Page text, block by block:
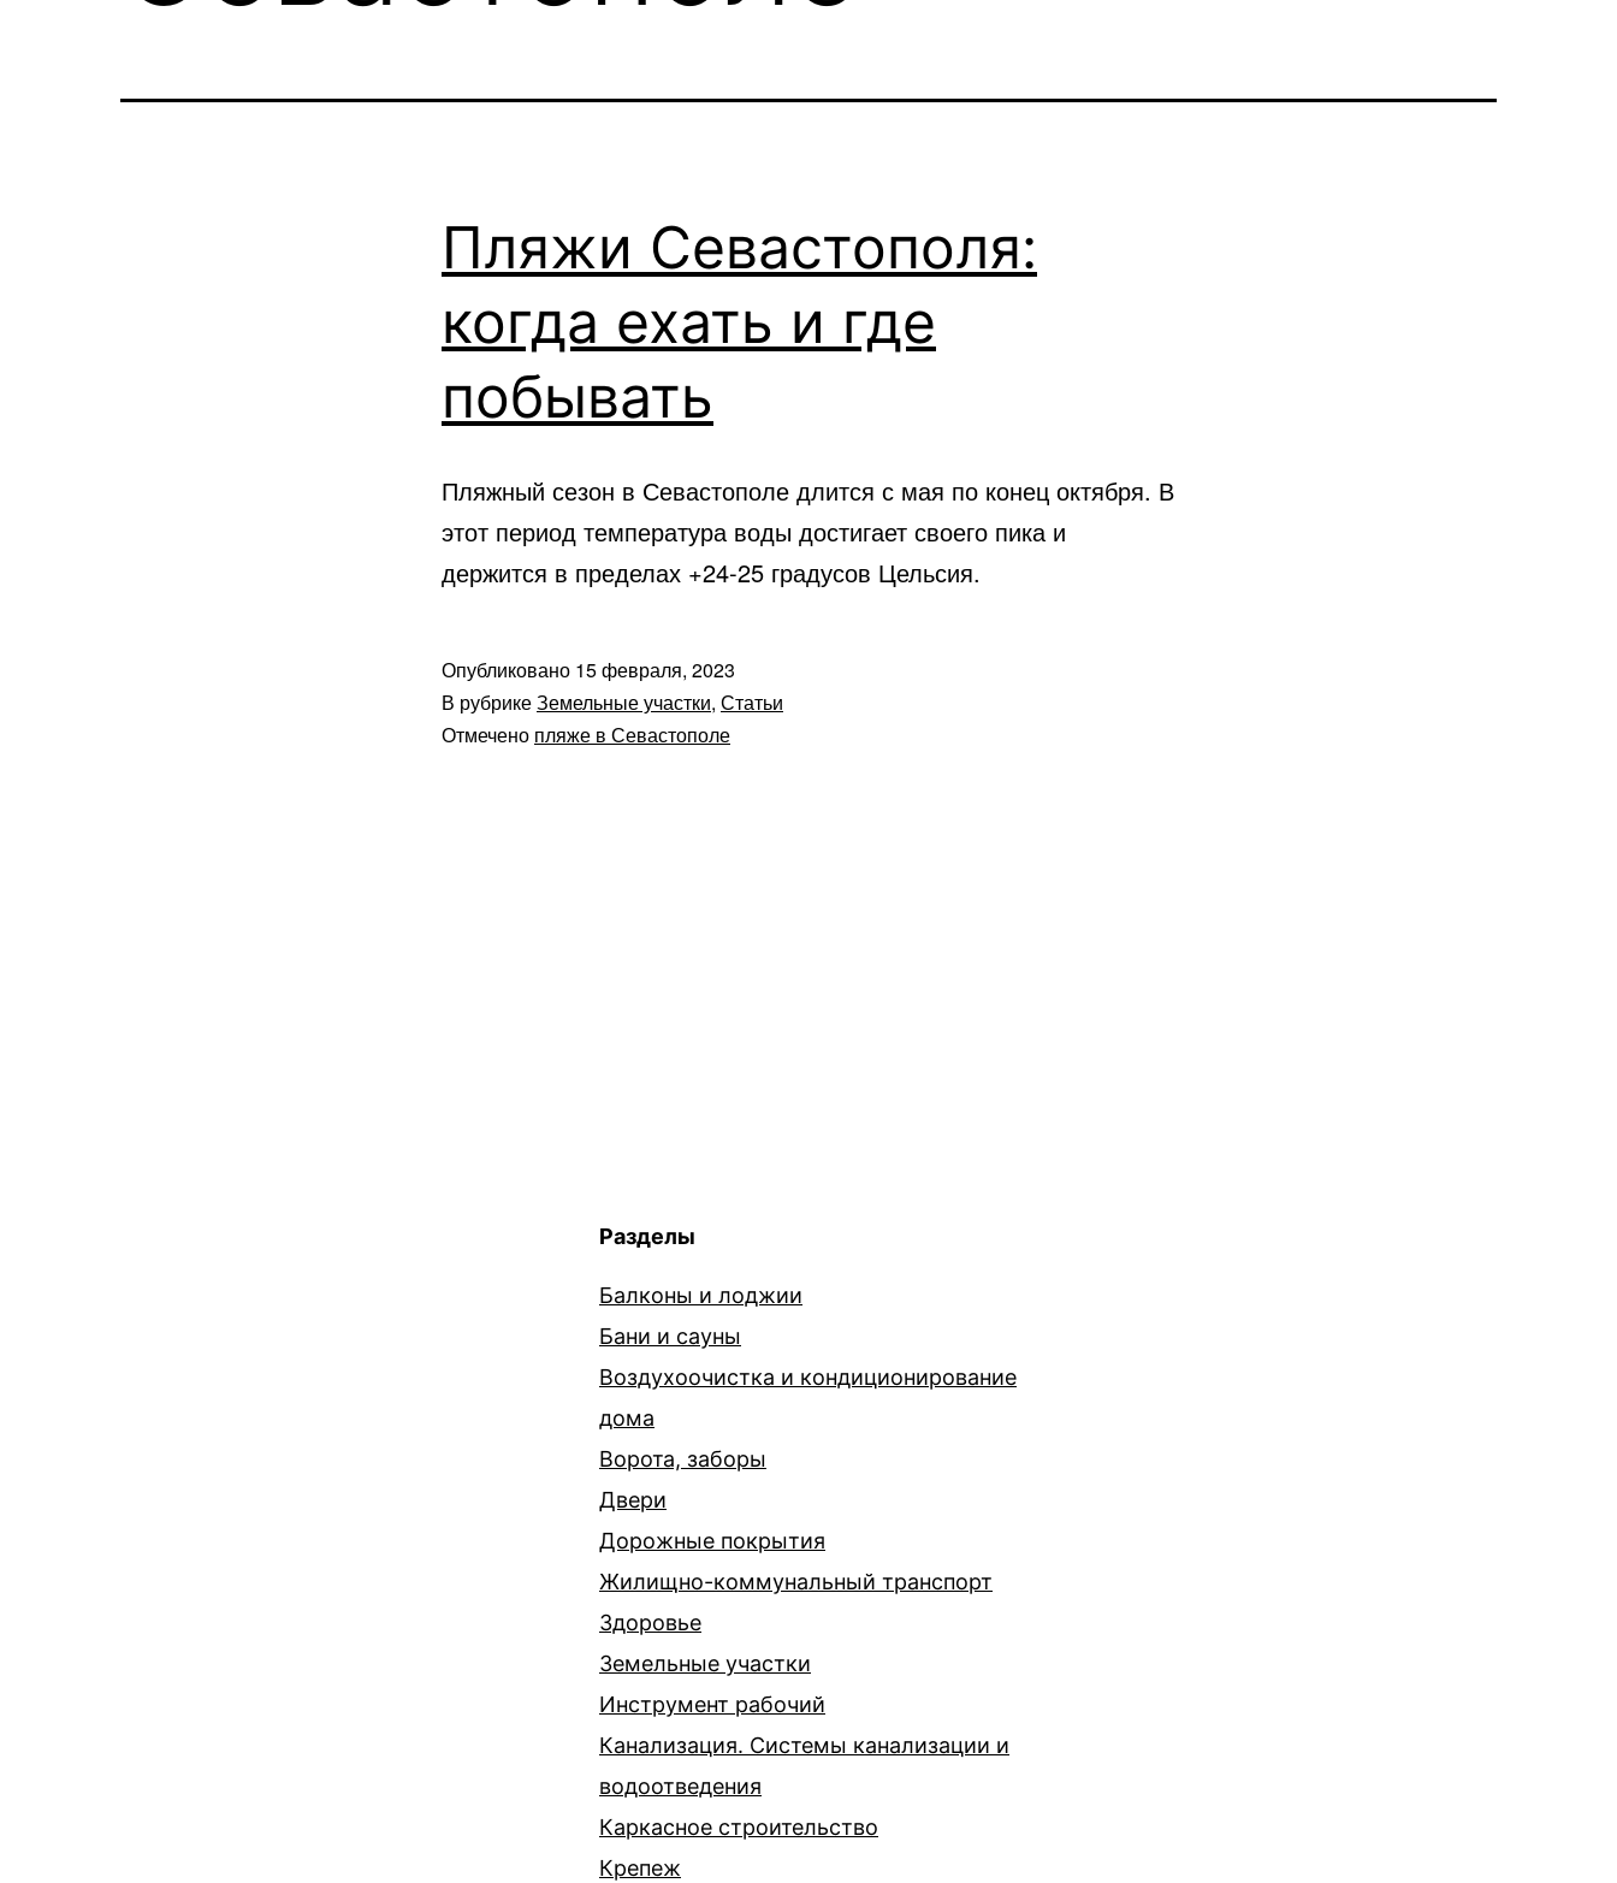
Пляжи Севастополя:
когда ехать и где
побывать
Пляжный сезон в Севастополе длится с мая по конец октября. В
этот период температура воды достигает своего пика и
держится в пределах +24-25 градусов Цельсия.
Опубликовано 15 февраля, 2023
В рубрикеЗемельные участки, Статьи
Отмечено пляже в Севастополе
Разделы
Балконы и лоджии
Бани и сауны
Воздухоочистка и кондиционирование
дома
Ворота, заборы
Двери
Дорожные покрытия
Жилищно-коммунальный транспорт
Здоровье
Земельные участки
Инструмент рабочий
Канализация. Системы канализации и
водоотведения
Каркасное строительство
Крепеж